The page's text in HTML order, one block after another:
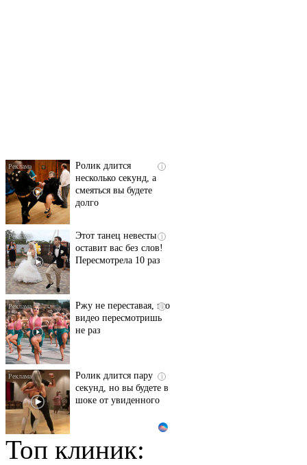
i
Ролик длится
несколько секунд, а
смеяться вы будете
долго
i
Этот танец невесты
оставит вас без слов!
Пересмотрела 10 раз
i
Ржу не переставая, это
видео пересмотришь
не раз
i
Ролик длится пару
секунд, но вы будете в
шоке от увиденного
Ролик из Омска: вы
будете смеяться долго
Топ клиник: